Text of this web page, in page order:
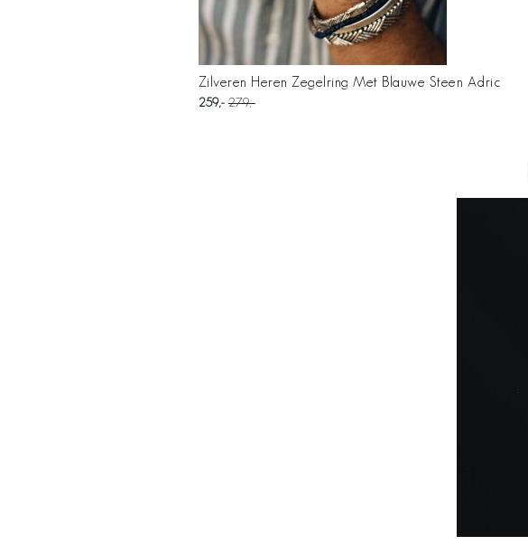
Zilveren Heren Zegelring Met Blauwe Steen Adric
259 279